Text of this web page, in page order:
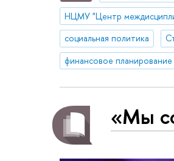
социальная политика
финансовое планирование
«Мы